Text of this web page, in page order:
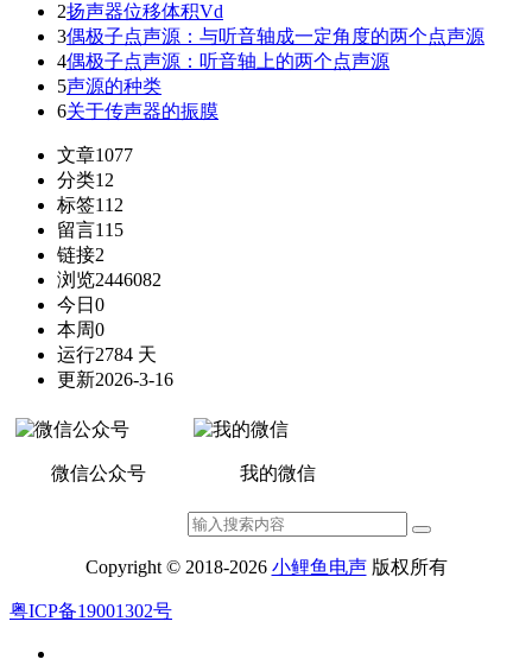
2扬声器位移体积Vd
3偶极子点声源：与听音轴成一定角度的两个点声源
4偶极子点声源：听音轴上的两个点声源
5声源的种类
6关于传声器的振膜
文章1077
分类12
标签112
留言115
链接2
浏览2446082
今日 0
本周0
运行2784 天
更新2026-3-16
微信公众号 我的微信
Copyright © 2018-2026 小鲤鱼电声版权所有
粤ICP备19001302号